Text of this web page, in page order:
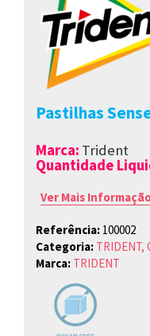
Pastilhas
Marca: Trident
Quantidade
Ver Mais
Referência: 100002
Categoria: TRIDENT,
Marca: TRIDENT